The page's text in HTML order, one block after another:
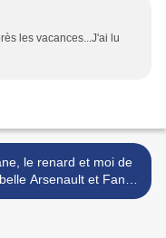
les vacances...J'ai lu
le renard et moi de
Arsenault et Fanny
Britt >